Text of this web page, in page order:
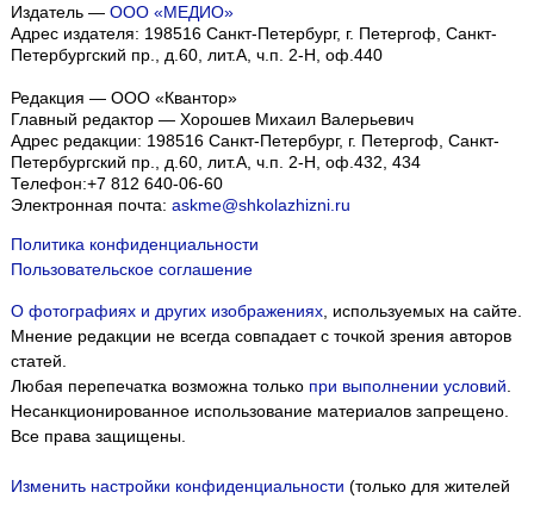
Издатель — ООО «МЕДИО»
Адрес издателя: 198516 Санкт-Петербург, г. Петергоф, Санкт-
Петербургский пр., д.60, лит.А, ч.п. 2-Н, оф.440
Редакция — ООО «Квантор»
Главный редактор — Хорошев Михаил Валерьевич
Адрес редакции: 198516 Санкт-Петербург, г. Петергоф Санкт-
Петербургский пр., д.60, лит.А, ч.п. 2-Н, оф.432, 434
Телефон:+7 812 640-06-60
Электронная почта: askme@shkolazhizni.ru
Политика конфиденциальности
Пользовательское соглашение
О фотографиях и других изображениях, используемых на сайте.
Мнение редакции не всегда совпадает с точкой зрения авторов
статей.
Любая перепечатка возможна только при выполнении условий
Несанкционированное использование материалов запрещено.
Все права защищены.
Изменить настройки конфиденциальности (только для жителей